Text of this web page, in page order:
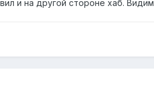
и на другой стороне хаб.